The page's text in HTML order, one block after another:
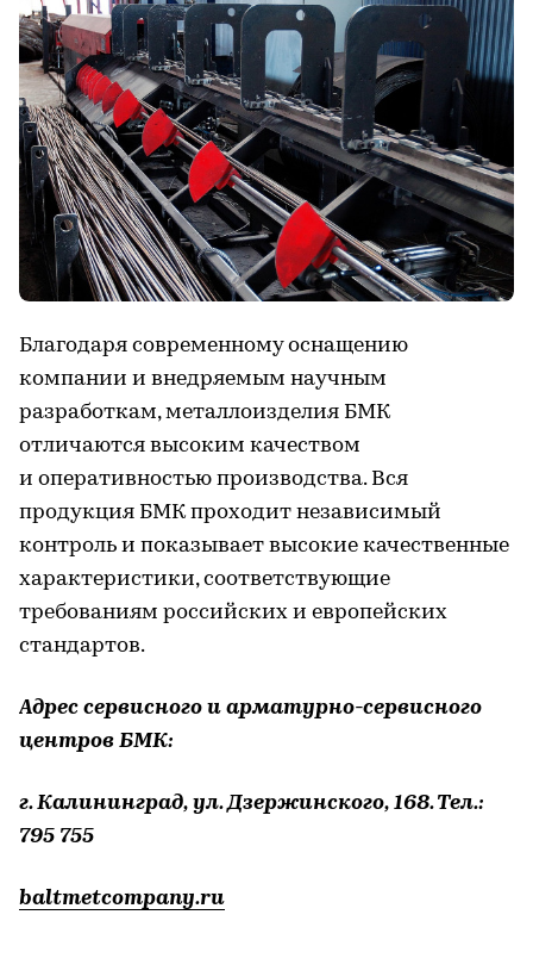
Благодаря современному оснащению
компании и внедряемым научным
разработкам, металлоизделия БМК
отличаются высоким качеством
и оперативностью производства. Вся
продукция БМК проходит независимый
контроль и показывает высокие качественные
характеристики, соответствующие
требованиям российских и европейских
стандартов.
Адрес сервисного и арматурно-сервисного
центров БМК:
г. Калининград, ул. Дзержинского, 168. Тел.:
795 755
baltmetcompany.ru